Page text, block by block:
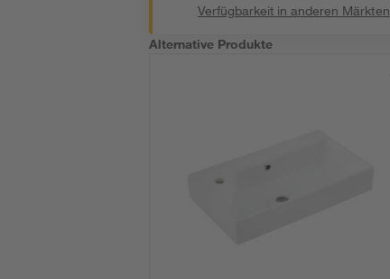
Verfügbarkeit in anderen Märkten
Alternative Produkte